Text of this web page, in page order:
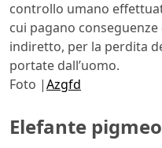
controllo umano
cui pagano conseguenze
indiretto, per la perdita
portate dall’uomo.
Foto |Azgfd
Elefante